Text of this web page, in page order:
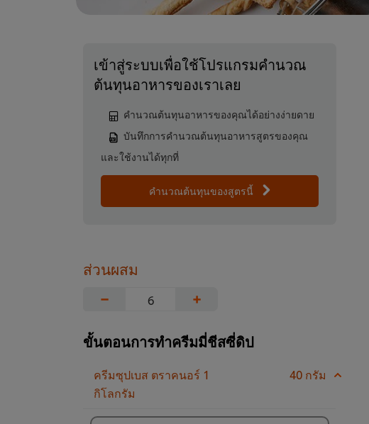
เข้าสู่ระบบเพื่อใช้โปรแกรมคำนวณ
ต้นทุนอาหารของเราเลย
คำนวณต้นทุนอาหารของคุณได้อย่างง่ายดาย
บันทึกการคำนวณต้นทุนอาหารสูตรของคุณ
และใช้งานได้ทุกที่
คำนวณต้นทุนของสูตรนี้
ส่วนผสม
−
+
ขั้นตอนการทำครีมมี่ชีสซี่ดิป
ครีมซุปเบส ตราคนอร์ 1
กิโลกรัม
40 กรัม